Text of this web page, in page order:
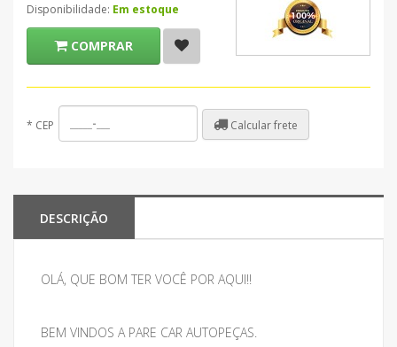
Disponibilidade: Em estoque
COMPRAR
* CEP Calcular frete
DESCRIÇÃO
OLÁ, QUE BOM TER VOCÊ POR AQUI!!
BEM VINDOS A PARE CAR AUTOPEÇAS.